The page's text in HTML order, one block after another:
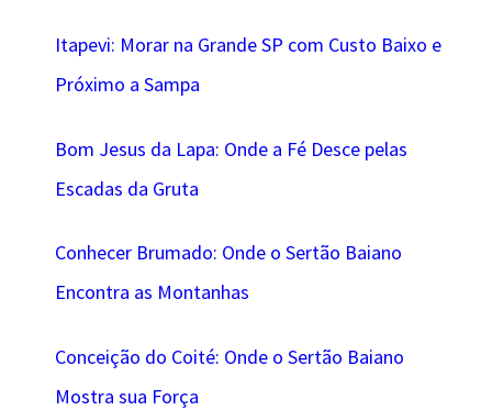
Itapevi: Morar na Grande SP com Custo Baixo e
Próximo a Sampa
Bom Jesus da Lapa: Onde a Fé Desce pelas
Escadas da Gruta
Conhecer Brumado: Onde o Sertão Baiano
Encontra as Montanhas
Conceição do Coité: Onde o Sertão Baiano
Mostra sua Força